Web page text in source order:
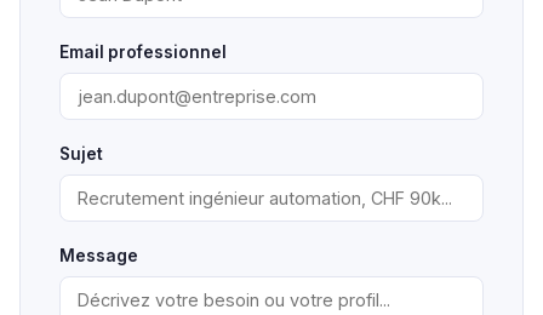
Email professionnel
Sujet
Message